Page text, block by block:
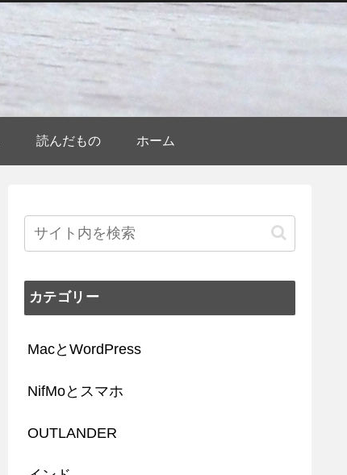
読んだもの ホーム
カテゴリー
MacとWordPress
NifMoとスマホ
OUTLANDER